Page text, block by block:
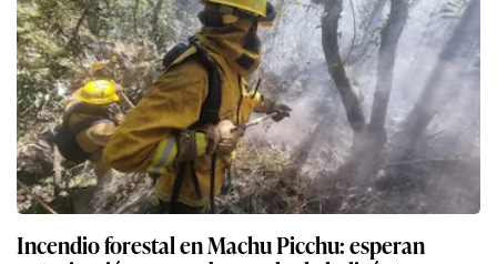
Incendio forestal en Machu Picchu: esperan